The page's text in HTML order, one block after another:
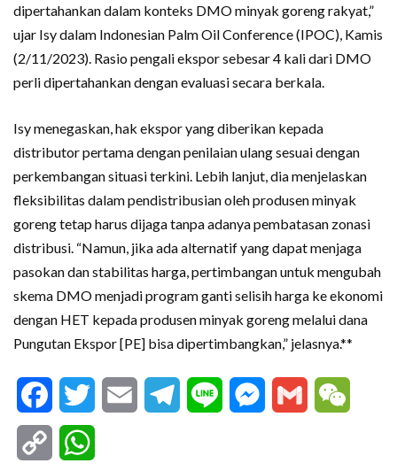
dipertahankan dalam konteks DMO minyak goreng rakyat,”
ujar Isy dalam Indonesian Palm Oil Conference (IPOC), Kamis
(2/11/2023). Rasio pengali ekspor sebesar 4 kali dari DMO
perli dipertahankan dengan evaluasi secara berkala.
Isy menegaskan, hak ekspor yang diberikan kepada
distributor pertama dengan penilaian ulang sesuai dengan
perkembangan situasi terkini. Lebih lanjut, dia menjelaskan
fleksibilitas dalam pendistribusian oleh produsen minyak
goreng tetap harus dijaga tanpa adanya pembatasan zonasi
distribusi. “Namun, jika ada alternatif yang dapat menjaga
pasokan dan stabilitas harga, pertimbangan untuk mengubah
skema DMO menjadi program ganti selisih harga ke ekonomi
dengan HET kepada produsen minyak goreng melalui dana
Pungutan Ekspor [PE] bisa dipertimbangkan,” jelasnya.**
FacebookTwitter Email Telegram
Line Messenger
Gmail
Copy